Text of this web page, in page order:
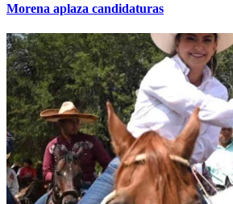
Morena aplaza candidaturas